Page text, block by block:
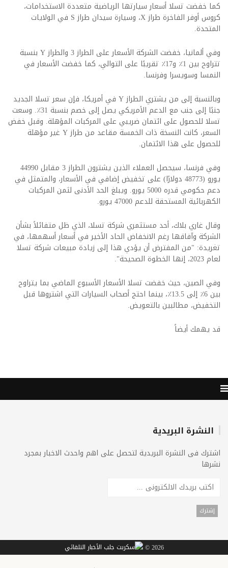
كما خفضت تسلا أسعار سيارتها الرياضية متعددة الاستخدامات،
كروس أوفر الفاخرة طراز X، وسيارة سيدان طراز S في الولايات
المتحدة.
وفي ألمانيا، خفضت الشركة الأسعار على الطراز 3 والطراز Y بنسبة
تتراوح بين 1٪ و17٪ تقريبًا على التوالي، كما خفضت الأسعار في
النمسا وسويسرا وفرنسا.
وبالنسبة إلى من يشتري الطراز Y في أمريكا، فإن سعر تسلا الجديد
جنبًا إلى جنب مع الدعم الأمريكي يصل إلى خصم بنسبة 31٪. وسعت
تسلا للحصول على ائتمان ضريبي على المركبات المؤهلة. وقبل خفض
السعر، كانت النسخة ذات الخمسة مقاعد من طراز Y غير مؤهلة
للحصول على هذا الائتمان.
وفي فرنسا، سيحصل العملاء الذين يشترون الطراز 3 مقابل 44990
يورو (48773 دولارًا) على تخفيض إضافي في الأسعار، والمتمثل في
دعم حكومي قدره 5000 يورو. ويبلغ الحد الأدنى لثمن المركبات
الكهربائية المستحقة للدعم 47000 يورو.
وقال غاري بلاك، أحد مستثمري شركة تسلا، الذي ظل متفائلاً بشأن
الشركة وآفاقها رغم الانخفاض الحاد الأخير في أسعار أسهمها، في
تغريدة: "من المفترض أن يؤدي هذا إلى زيادة مبيعات شركة تسلا
لعام 2023، إنها الخطوة الصحيحة".
وفي الصين، حيث خفضت تسلا الأسعار الأسبوع الماضي بما يتراوح
بين 6٪ إلى 13.5٪، بينما احتج أصحاب السيارات التي اشتروها قبل
التخفيض، مطالبين بالتعويض.
قد يهمك أيضاً
النشرة البريدية
اشترك فى النشرة البريدية لتحصل على اهم واحدث الاخبار بمجرد
نشرها
2026 ©